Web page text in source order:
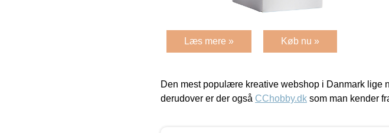
Læs mere » Køb nu »
Den mest populære kreative webshop i Danmark lige
derudover er der også CChobby.dk som man kender